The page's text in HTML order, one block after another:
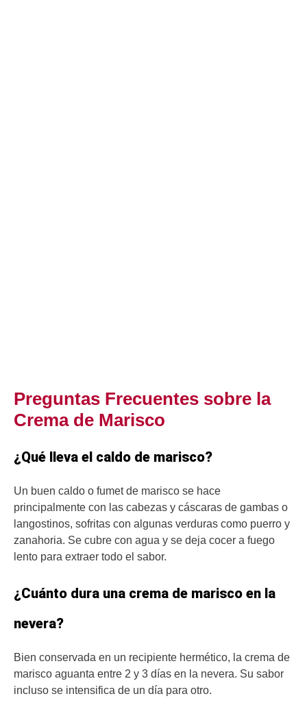
Preguntas Frecuentes sobre la
Crema de Marisco
¿Qué lleva el caldo de marisco?
Un buen caldo o fumet de marisco se hace
principalmente con las cabezas y cáscaras de gambas o
langostinos, sofritas con algunas verduras como puerro y
zanahoria. Se cubre con agua y se deja cocer a fuego
lento para extraer todo el sabor.
¿Cuánto dura una crema de marisco en la
nevera?
Bien conservada en un recipiente hermético, la crema de
marisco aguanta entre 2 y 3 días en la nevera. Su sabor
incluso se intensifica de un día para otro.